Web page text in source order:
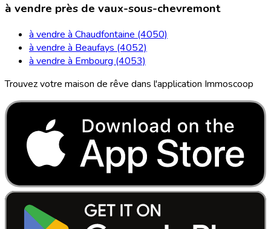
à vendre près de vaux-sous-chevremont
à vendre à Chaudfontaine (4050)
à vendre à Beaufays (4052)
à vendre à Embourg (4053)
Trouvez votre maison de rêve dans l'application Immoscoop